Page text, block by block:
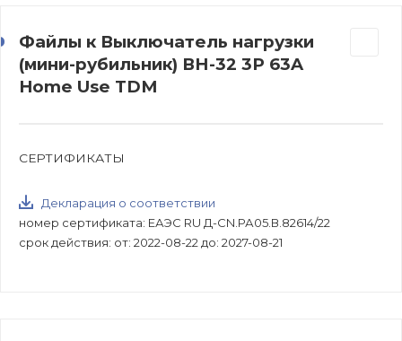
Файлы к Выключатель нагрузки
(мини-рубильник) ВН-32 3P 63A
Home Use TDM
СЕРТИФИКАТЫ
Декларация о соответствии
номер сертификата: ЕАЭС RU Д-CN.РА05.В.82614/22
срок действия: от: 2022-08-22 до: 2027-08-21